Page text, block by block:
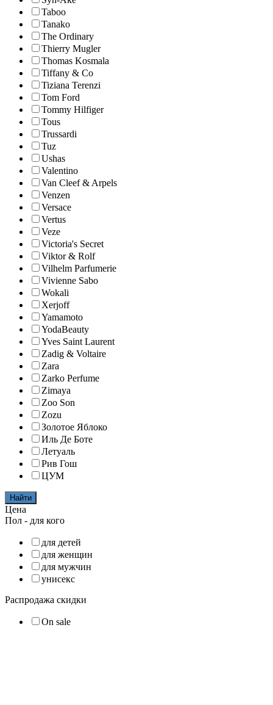
Taboo
Tanako
The Ordinary
Thierry Mugler
Thomas Kosmala
Tiffany & Co
Tiziana Terenzi
Tom Ford
Tommy Hilfiger
Tous
Trussardi
Tuz
Ushas
Valentino
Van Cleef & Arpels
Venzen
Versace
Vertus
Veze
Victoria's Secret
Viktor & Rolf
Vilhelm Parfumerie
Vivienne Sabo
Wokali
Xerjoff
Yamamoto
YodaBeauty
Yves Saint Laurent
Zadig & Voltaire
Zara
Zarko Perfume
Zimaya
Zoo Son
Zozu
Золотое Яблоко
Иль Де Боте
Летуаль
Рив Гош
ЦУМ
Найти
Цена
Пол - для кого
для детей
для женщин
для мужчин
унисекс
Распродажа скидки
On sale